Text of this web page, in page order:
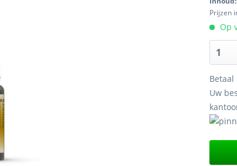
Prijzen
Op
Betaal
Uw